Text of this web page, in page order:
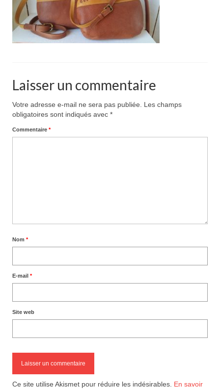
Pour acheter
Contact
Laisser un commentaire
Votre adresse e-mail ne sera pas publiée.
Les champs
obligatoires sont indiqués avec *
Commentaire *
Nom *
E-mail *
Site web
Ce site utilise Akismet pour réduire les indésirables. En savoir